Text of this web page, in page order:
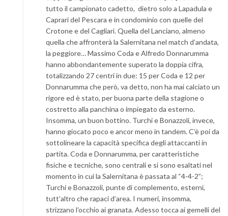
tutto il campionato cadetto, dietro solo a Lapadula e
Caprari del Pescara e in condominio con quelle del
Crotone e del Cagliari. Quella del Lanciano, almeno
quella che affronterà la Salernitana nel match d’andata,
la peggiore… Massimo Coda e Alfredo Donnarumma
hanno abbondantemente superato la doppia cifra,
totalizzando 27 centri in due: 15 per Coda e 12 per
Donnarumma che però, va detto, non ha mai calciato un
rigore ed è stato, per buona parte della stagione o
costretto alla panchina o impiegato da esterno.
Insomma, un buon bottino. Turchi e Bonazzoli, invece,
hanno giocato poco e ancor meno in tandem. C’è poi da
sottolineare la capacità specifica degli attaccanti in
partita. Coda e Donnarumma, per caratteristiche
fisiche e tecniche, sono centrali e si sono esaltati nel
momento in cui la Salernitana è passata al “4-4-2”;
Turchi e Bonazzoli, punte di complemento, esterni,
tutt’altro che rapaci d’area. I numeri, insomma,
strizzano l’occhio ai granata. Adesso tocca ai gemelli del